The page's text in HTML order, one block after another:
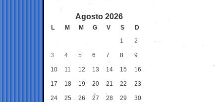
Agosto 2026
L M M G V S
D
1
2
3 4 5 6 7 8 9
10 11 12 13 14 15 16
17 18 19 20 21 22 23
24 25 26 27 28 29 30